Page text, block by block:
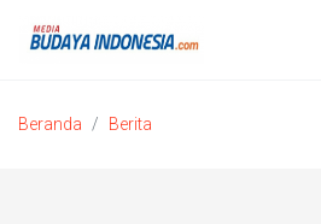
Beranda Berita